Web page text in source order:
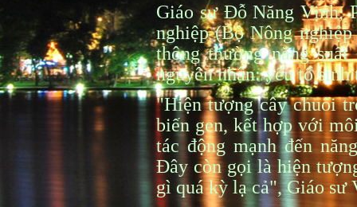
Giáo sư Đỗ Năng Vịnh,
nghiệp (Bộ Nông
thông thường năng
nguyên nhân: yếu tố
"Hiện tượng cây chuối
biến gen, kết hợp với
tác động mạnh đến
Đây còn gọi là hiện
gì quá kỳ lạ cả", Giáo sư